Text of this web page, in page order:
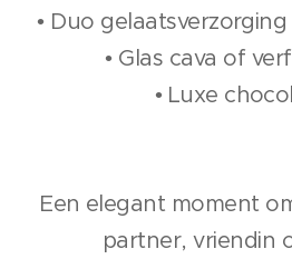
• Duo
• Glas cava of
• Luxe
Een elegant moment
partner, vriendin